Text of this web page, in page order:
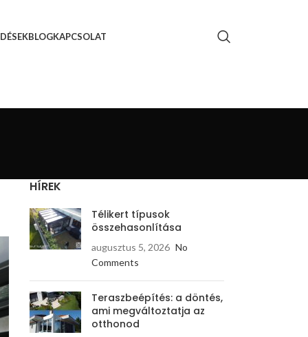
BLOGKAPCSOLAT
HÍREK
Télikert típusok
összehasonlítása
augusztus 5, 2026 No
Comments
Teraszbeépítés: a döntés,
ami megváltoztatja az
otthonod